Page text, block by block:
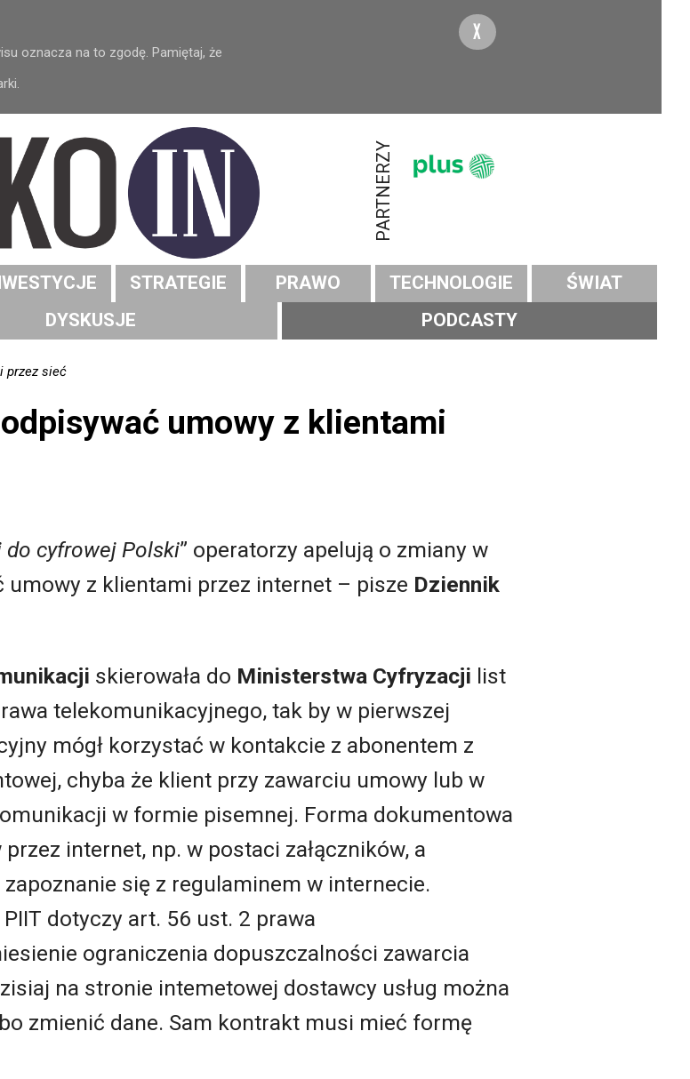
oznacza na to zgodę. Pamiętaj, że
X
PARTNERZY
STRATEGIE PRAWO TECHNOLOGIE
ŚWIAT
DYSKUSJE PODCASTY
przez sieć
umowy z klientami
do cyfrowej Polski” operatorzy apelują o zmiany w
z klientami przez internet – pisze Dziennik
skierowała do Ministerstwa Cyfryzacji list
telekomunikacyjnego, tak by w pierwszej
mógł korzystać w kontakcie z abonentem z
chyba że klient przy zawarciu umowy lub w
w formie pisemnej. Forma dokumentowa
internet, np. w postaci załączników, a
się z regulaminem w internecie.
dotyczy art. 56 ust. 2 prawa
ograniczenia dopuszczalności zawarcia
na stronie intemetowej dostawcy usług można
zmienić dane. Sam kontrakt musi mieć formę